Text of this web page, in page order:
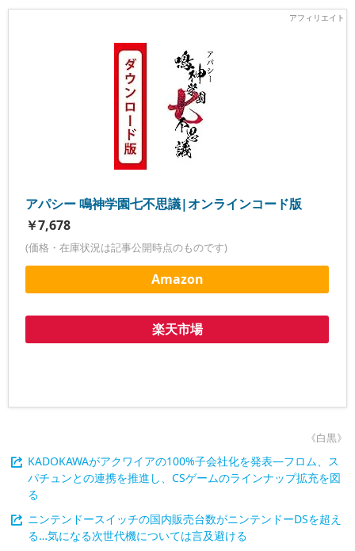
アパシー 鳴神学園七不思議|オンラインコード版
￥7,678
(価格・在庫状況は記事公開時点のものです)
Amazon
楽天市場
《白黒》
KADOKAWAがアクワイアの100%子会社化を発表―フロム、ス
パチュンとの連携を推進し、CSゲームのラインナップ拡充を図
る
ニンテンドースイッチの国内販売台数がニンテンドーDSを超え
る…気になる次世代機については言及避ける